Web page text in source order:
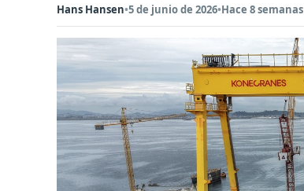
Hans Hansen•5 de junio de 2026•Hace 8 semanas